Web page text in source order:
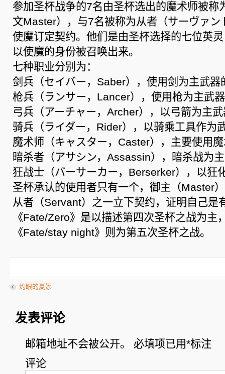
参加圣杯战争的7名由圣杯选出的魔术师被称
文Master），与7名被称为从者（サーヴァン
使魔订定契约。他们是由圣杯选择的七位英
以使魔的身份被召唤出来。
七种职业分别为：
剑兵（セイバー，Saber），使用剑为主武器
枪兵（ランサー，Lancer），使用枪为主武
弓兵（アーチャー，Archer），以弓箭为主
骑兵（ライダー，Rider），以骑乘工具作为
魔术师（キャスター，Caster），主要使用
暗杀者（アサシン，Assassin），暗杀战为
狂战士（バーサーカー，Berserker），以狂
圣杯承认的使用者只有一个，御主（Master
从者（Servant）之一立下契约，证明自己是
《Fate/Zero》是以描述第四次圣杯之战为主
《Fate/stay night》则为第五次圣杯之战。
灼眼的夏娜
发表评论
邮箱地址不会被公开。 必填项已用*标注
评论